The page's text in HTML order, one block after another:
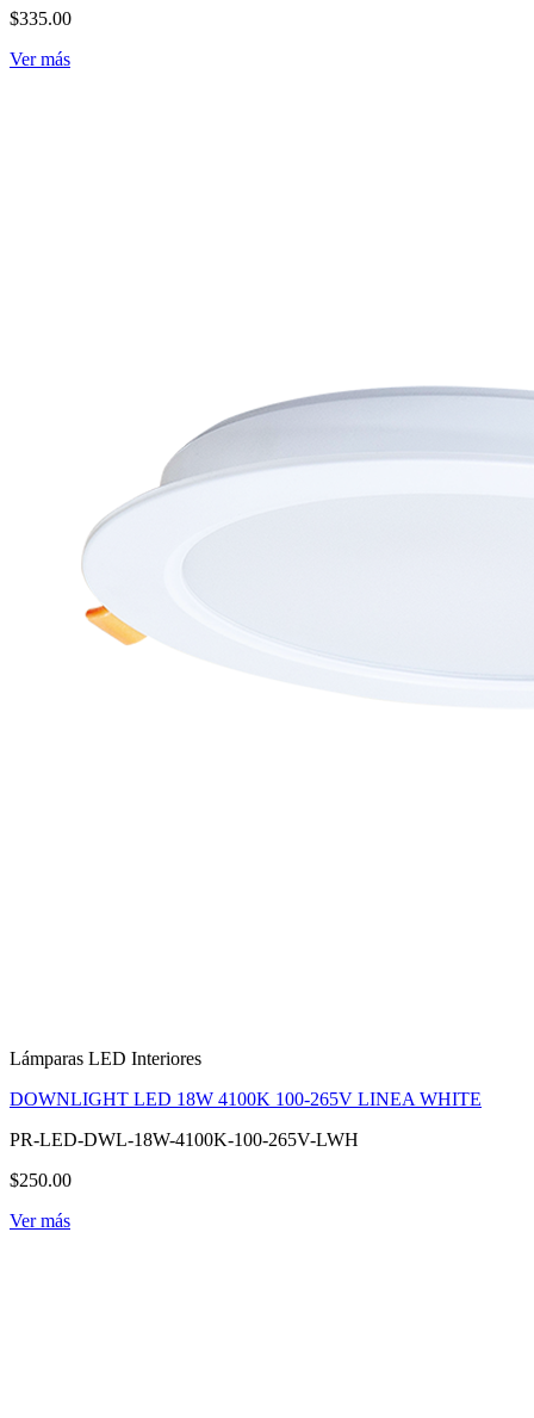
$335.00
Ver más
Lámparas LED Interiores
DOWNLIGHT LED 18W 4100K 100-265V LINEA WHITE
PR-LED-DWL-18W-4100K-100-265V-LWH
$250.00
Ver más